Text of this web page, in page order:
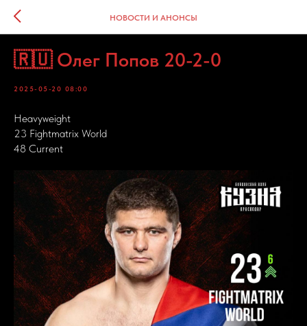
НОВОСТИ И АНОНСЫ
🇷🇺 Олег Попов 20-2-0
2025-05-20 08:00
Heavyweight
23 Fightmatrix World
48 Current